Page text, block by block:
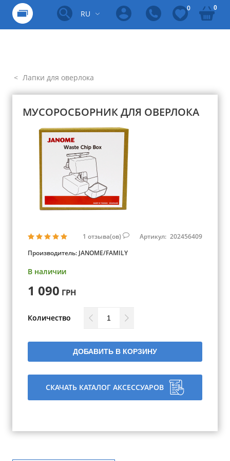
RU
0 0
Лапки для оверлока
МУСОРОСБОРНИК ДЛЯ ОВЕРЛОКА
1 отзыва(ов) Артикул: 202456409
Производитель: JANOME/FAMILY
В наличии
1 090 ГРН
Количество
ДОБАВИТЬ В КОРЗИНУ
СКАЧАТЬ КАТАЛОГ АКСЕССУАРОВ